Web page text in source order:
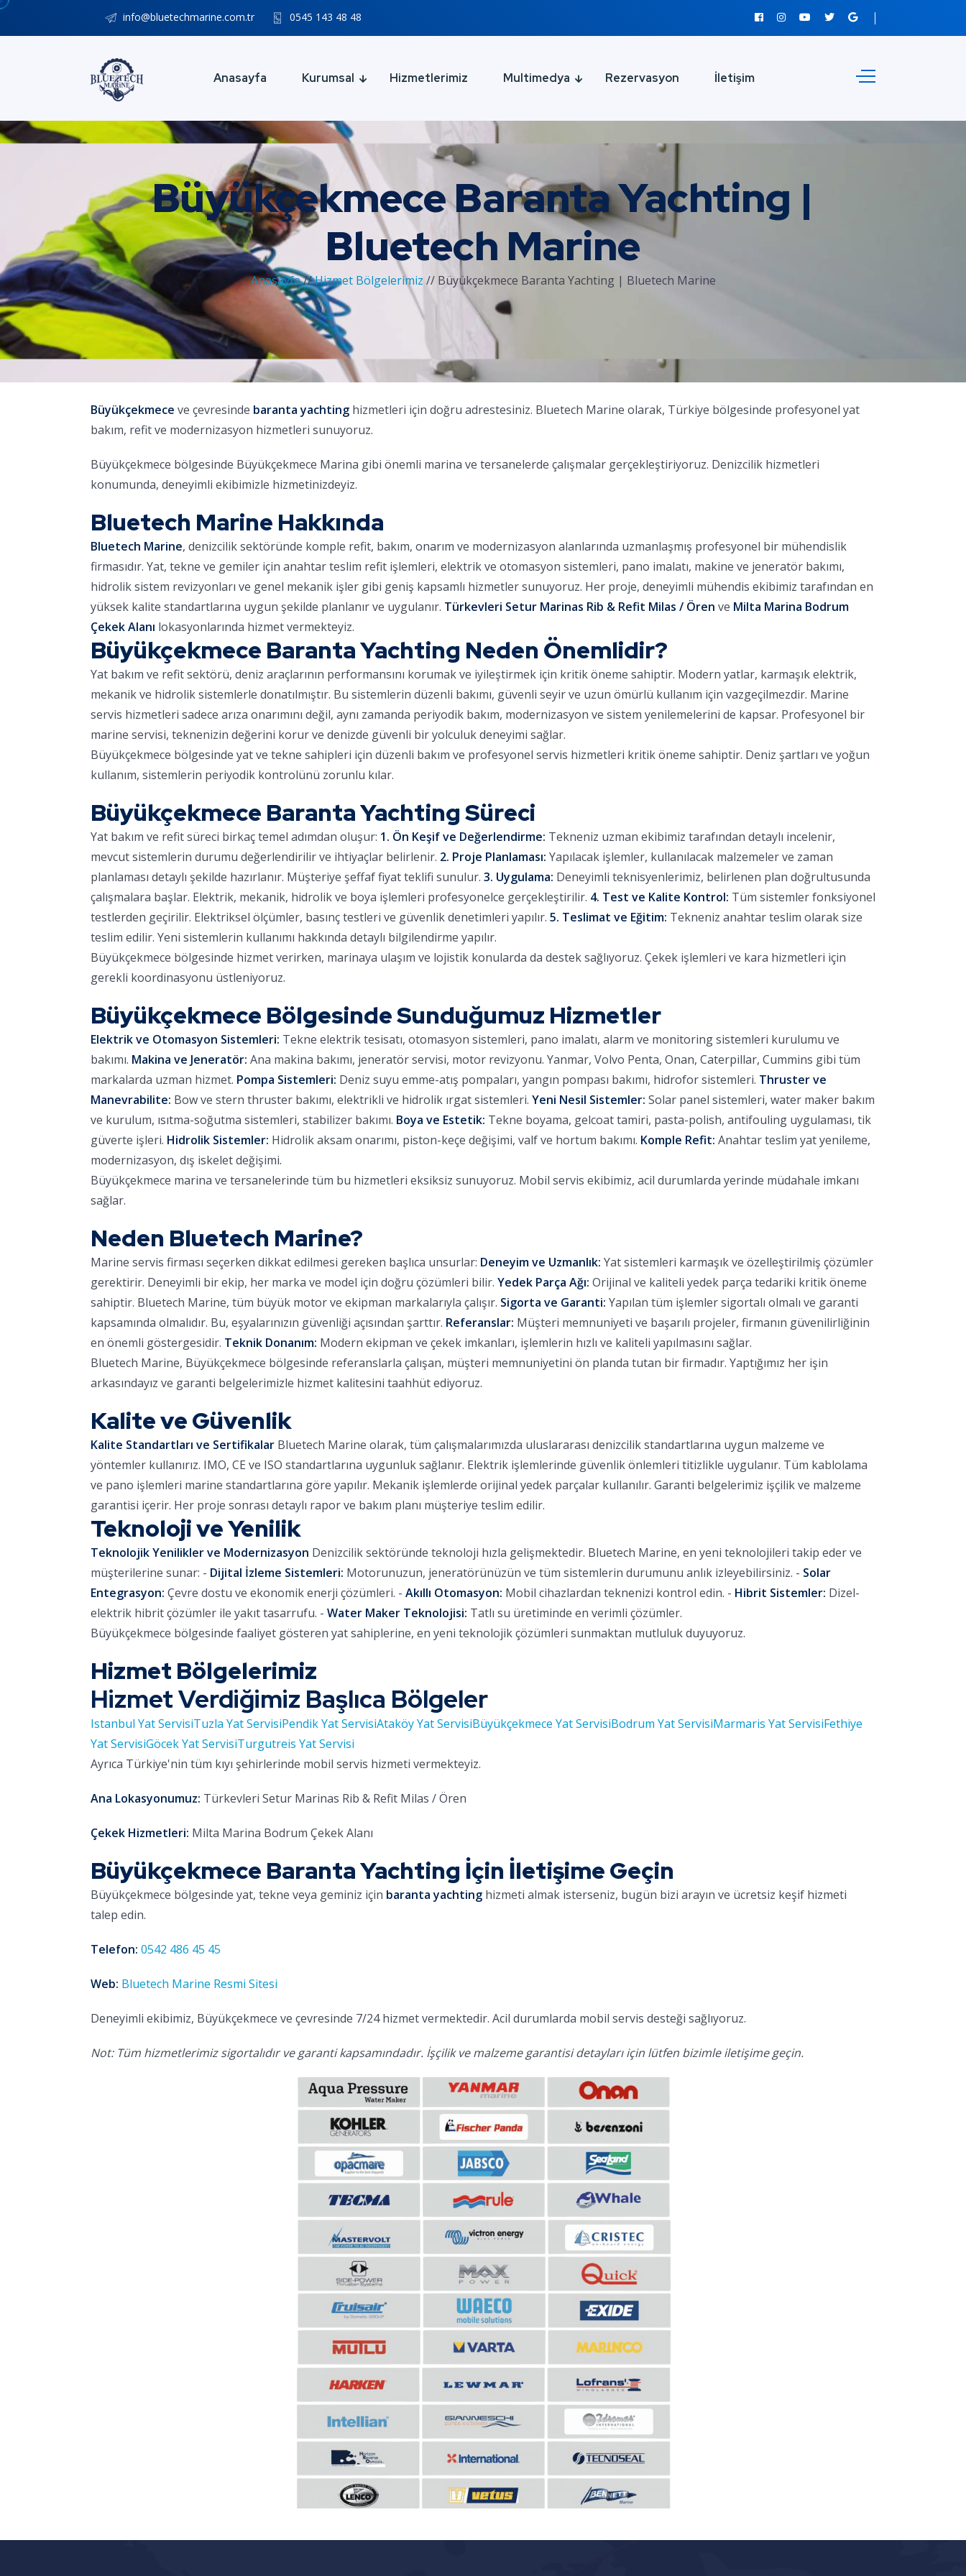
info@bluetechmarine.com.tr 0545 143 48 48
Anasayfa Kurumsal Hizmetlerimiz Multimedya Rezervasyon İletişim
Büyükçekmece Baranta Yachting |
Bluetech Marine
Anasayfa//Hizmet Bölgelerimiz // Büyükçekmece Baranta Yachting | Bluetech Marine
Büyükçekmece ve çevresinde baranta yachting hizmetleri için doğru adrestesiniz. Bluetech Marine olarak, Türkiye bölgesinde profesyonel yat
bakım, refit ve modernizasyon hizmetleri sunuyoruz.
Büyükçekmece bölgesinde Büyükçekmece Marina gibi önemli marina ve tersanelerde çalışmalar gerçekleştiriyoruz. Denizcilik hizmetleri
konumunda, deneyimli ekibimizle hizmetinizdeyiz.
Bluetech Marine Hakkında
Bluetech Marine, denizcilik sektöründe komple refit, bakım, onarım ve modernizasyon alanlarında uzmanlaşmış profesyonel bir mühendislik
firmasıdır. Yat, tekne ve gemiler için anahtar teslim refit işlemleri, elektrik ve otomasyon sistemleri, pano imalatı, makine ve jeneratör bakımı,
hidrolik sistem revizyonları ve genel mekanik işler gibi geniş kapsamlı hizmetler sunuyoruz. Her proje, deneyimli mühendis ekibimiz tarafından en
yüksek kalite standartlarına uygun şekilde planlanır ve uygulanır. Türkevleri Setur Marinas Rib & Refit Milas / Ören ve Milta Marina Bodrum
Çekek Alanı lokasyonlarında hizmet vermekteyiz.
Büyükçekmece Baranta Yachting Neden Önemlidir?
Yat bakım ve refit sektörü, deniz araçlarının performansını korumak ve iyileştirmek için kritik öneme sahiptir. Modern yatlar, karmaşık elektrik,
mekanik ve hidrolik sistemlerle donatılmıştır. Bu sistemlerin düzenli bakımı, güvenli seyir ve uzun ömürlü kullanım için vazgeçilmezdir. Marine
servis hizmetleri sadece arıza onarımını değil, aynı zamanda periyodik bakım, modernizasyon ve sistem yenilemelerini de kapsar. Profesyonel bir
marine servisi, teknenizin değerini korur ve denizde güvenli bir yolculuk deneyimi sağlar.
Büyükçekmece bölgesinde yat ve tekne sahipleri için düzenli bakım ve profesyonel servis hizmetleri kritik öneme sahiptir. Deniz şartları ve yoğun
kullanım, sistemlerin periyodik kontrolünü zorunlu kılar.
Büyükçekmece Baranta Yachting Süreci
Yat bakım ve refit süreci birkaç temel adımdan oluşur: 1. Ön Keşif ve Değerlendirme: Tekneniz uzman ekibimiz tarafından detaylı incelenir,
mevcut sistemlerin durumu değerlendirilir ve ihtiyaçlar belirlenir. 2. Proje Planlaması: Yapılacak işlemler, kullanılacak malzemeler ve zaman
planlaması detaylı şekilde hazırlanır. Müşteriye şeffaf fiyat teklifi sunulur. 3. Uygulama: Deneyimli teknisyenlerimiz, belirlenen plan doğrultusunda
çalışmalara başlar. Elektrik, mekanik, hidrolik ve boya işlemleri profesyonelce gerçekleştirilir. 4. Test ve Kalite Kontrol: Tüm sistemler fonksiyonel
testlerden geçirilir. Elektriksel ölçümler, basınç testleri ve güvenlik denetimleri yapılır. 5. Teslimat ve Eğitim: Tekneniz anahtar teslim olarak size
teslim edilir. Yeni sistemlerin kullanımı hakkında detaylı bilgilendirme yapılır.
Büyükçekmece bölgesinde hizmet verirken, marinaya ulaşım ve lojistik konularda da destek sağlıyoruz. Çekek işlemleri ve kara hizmetleri için
gerekli koordinasyonu üstleniyoruz.
Büyükçekmece Bölgesinde Sunduğumuz Hizmetler
Elektrik ve Otomasyon Sistemleri: Tekne elektrik tesisatı, otomasyon sistemleri, pano imalatı, alarm ve monitoring sistemleri kurulumu ve
bakımı. Makina ve Jeneratör: Ana makina bakımı, jeneratör servisi, motor revizyonu. Yanmar, Volvo Penta, Onan, Caterpillar, Cummins gibi tüm
markalarda uzman hizmet. Pompa Sistemleri: Deniz suyu emme-atış pompaları, yangın pompası bakımı, hidrofor sistemleri. Thruster ve
Manevrabilite: Bow ve stern thruster bakımı, elektrikli ve hidrolik ırgat sistemleri. Yeni Nesil Sistemler: Solar panel sistemleri, water maker bakım
ve kurulum, ısıtma-soğutma sistemleri, stabilizer bakımı. Boya ve Estetik: Tekne boyama, gelcoat tamiri, pasta-polish, antifouling uygulaması, tik
güverte işleri. Hidrolik Sistemler: Hidrolik aksam onarımı, piston-keçe değişimi, valf ve hortum bakımı. Komple Refit: Anahtar teslim yat yenileme,
modernizasyon, dış iskelet değişimi.
Büyükçekmece marina ve tersanelerinde tüm bu hizmetleri eksiksiz sunuyoruz. Mobil servis ekibimiz, acil durumlarda yerinde müdahale imkanı
sağlar.
Neden Bluetech Marine?
Marine servis firması seçerken dikkat edilmesi gereken başlıca unsurlar: Deneyim ve Uzmanlık: Yat sistemleri karmaşık ve özelleştirilmiş çözümler
gerektirir. Deneyimli bir ekip, her marka ve model için doğru çözümleri bilir. Yedek Parça Ağı: Orijinal ve kaliteli yedek parça tedariki kritik öneme
sahiptir. Bluetech Marine, tüm büyük motor ve ekipman markalarıyla çalışır. Sigorta ve Garanti: Yapılan tüm işlemler sigortalı olmalı ve garanti
kapsamında olmalıdır. Bu, eşyalarınızın güvenliği açısından şarttır. Referanslar: Müşteri memnuniyeti ve başarılı projeler, firmanın güvenilirliğinin
en önemli göstergesidir. Teknik Donanım: Modern ekipman ve çekek imkanları, işlemlerin hızlı ve kaliteli yapılmasını sağlar.
Bluetech Marine, Büyükçekmece bölgesinde referanslarla çalışan, müşteri memnuniyetini ön planda tutan bir firmadır. Yaptığımız her işin
arkasındayız ve garanti belgelerimizle hizmet kalitesini taahhüt ediyoruz.
Kalite ve Güvenlik
Kalite Standartları ve Sertifikalar Bluetech Marine olarak, tüm çalışmalarımızda uluslararası denizcilik standartlarına uygun malzeme ve
yöntemler kullanırız. IMO, CE ve ISO standartlarına uygunluk sağlanır. Elektrik işlemlerinde güvenlik önlemleri titizlikle uygulanır. Tüm kablolama
ve pano işlemleri marine standartlarına göre yapılır. Mekanik işlemlerde orijinal yedek parçalar kullanılır. Garanti belgelerimiz işçilik ve malzeme
garantisi içerir. Her proje sonrası detaylı rapor ve bakım planı müşteriye teslim edilir.
Teknoloji ve Yenilik
Teknolojik Yenilikler ve Modernizasyon Denizcilik sektöründe teknoloji hızla gelişmektedir. Bluetech Marine, en yeni teknolojileri takip eder ve
müşterilerine sunar: - Dijital İzleme Sistemleri: Motorunuzun, jeneratörünüzün ve tüm sistemlerin durumunu anlık izleyebilirsiniz. - Solar
Entegrasyon: Çevre dostu ve ekonomik enerji çözümleri. - Akıllı Otomasyon: Mobil cihazlardan teknenizi kontrol edin. - Hibrit Sistemler: Dizel-
elektrik hibrit çözümler ile yakıt tasarrufu. - Water Maker Teknolojisi: Tatlı su üretiminde en verimli çözümler.
Büyükçekmece bölgesinde faaliyet gösteren yat sahiplerine, en yeni teknolojik çözümleri sunmaktan mutluluk duyuyoruz.
Hizmet Bölgelerimiz
Hizmet Verdiğimiz Başlıca Bölgeler
Istanbul Yat ServisiTuzla Yat ServisiPendik Yat ServisiAtaköy Yat ServisiBüyükçekmece Yat ServisiBodrum Yat ServisiMarmaris Yat ServisiFethiye
Yat ServisiGöcek Yat ServisiTurgutreis Yat Servisi
Ayrıca Türkiye'nin tüm kıyı şehirlerinde mobil servis hizmeti vermekteyiz.
Ana Lokasyonumuz: Türkevleri Setur Marinas Rib & Refit Milas / Ören
Çekek Hizmetleri: Milta Marina Bodrum Çekek Alanı
Büyükçekmece Baranta Yachting İçin İletişime Geçin
Büyükçekmece bölgesinde yat, tekne veya geminiz için baranta yachting hizmeti almak isterseniz, bugün bizi arayın ve ücretsiz keşif hizmeti
talep edin.
Telefon: 0542 486 45 45
Web: Bluetech Marine Resmi Sitesi
Deneyimli ekibimiz, Büyükçekmece ve çevresinde 7/24 hizmet vermektedir. Acil durumlarda mobil servis desteği sağlıyoruz.
Not: Tüm hizmetlerimiz sigortalıdır ve garanti kapsamındadır. İşçilik ve malzeme garantisi detayları için lütfen bizimle iletişime geçin.